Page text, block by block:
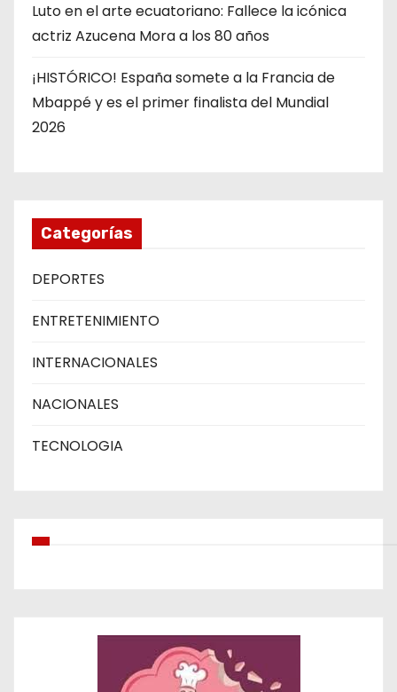
Luto en el arte ecuatoriano: Fallece la icónica
actriz Azucena Mora a los 80 años
¡HISTÓRICO! España somete a la Francia de
Mbappé y es el primer finalista del Mundial
2026
Categorías
DEPORTES
ENTRETENIMIENTO
INTERNACIONALES
NACIONALES
TECNOLOGIA